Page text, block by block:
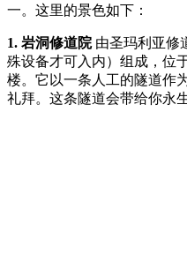
一。这里的景色如下：
1. 岩洞修道院由圣玛利亚修
殊设备才可入内）组成，位
楼。它以一条人工的隧道作
礼拜。这条隧道会带给你永